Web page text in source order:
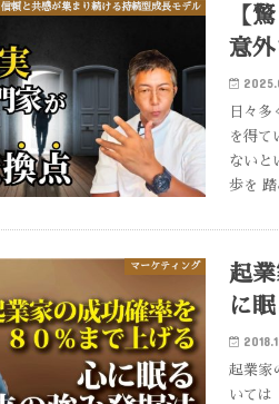
信頼と共感が集まり続ける持続型成長モデル
【
意
日々
を得て
ないと
歩を
マーケティング
起
に
起業家
いては